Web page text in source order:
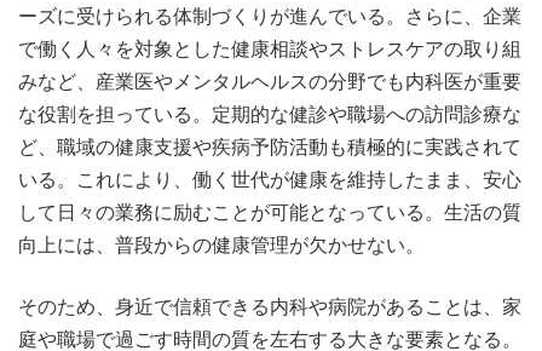
ーズに受けられる体制づくりが進んでいる。さらに、企業
で働く人々を対象とした健康相談やストレスケアの取り組
みなど、産業医やメンタルヘルスの分野でも内科医が重要
な役割を担っている。定期的な健診や職場への訪問診療な
ど、職域の健康支援や疾病予防活動も積極的に実践されて
いる。これにより、働く世代が健康を維持したまま、安心
して日々の業務に励むことが可能となっている。生活の質
向上には、普段からの健康管理が欠かせない。
そのため、身近で信頼できる内科や病院があることは、家
庭や職場で過ごす時間の質を左右する大きな要素となる。